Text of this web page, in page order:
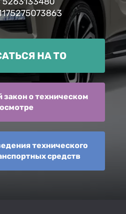
НА ТО
о техническом
осмотре
технического
средств